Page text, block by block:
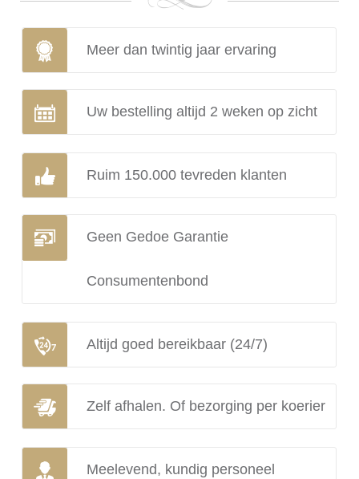
Meer dan twintig jaar ervaring
Uw bestelling altijd 2 weken op zicht
Ruim 150.000 tevreden klanten
Geen Gedoe Garantie
Consumentenbond
Altijd goed bereikbaar (24/7)
Zelf afhalen. Of bezorging per koerier
Meelevend, kundig personeel